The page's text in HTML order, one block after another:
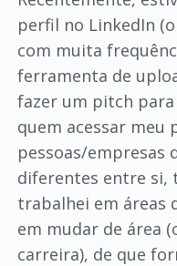
perfil no LinkedIn
com muita
ferramenta de
fazer um pitch
quem acessar meu
pessoas/empresas
diferentes entre si,
trabalhei em áreas
em mudar de área
carreira), de que